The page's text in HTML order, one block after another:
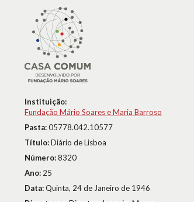
Instituição:
Fundação Mário Soares e Maria Barroso
Pasta:05778.042.10577
Título:Diário de Lisboa
Número:8320
Ano: 25
Data:Quinta, 24 de Janeiro de 1946